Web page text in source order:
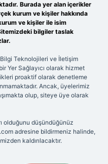
Burada yer alan içerikler
kurum ve kişiler hakkında
ve kişiler ile isim
bilgiler taslak
Teknolojileri ve İletişim
Yer Sağlayıcı olarak hizmet
proaktif olarak denetleme
Ancak, üyelerimiz
olup, siteye üye olarak
olduğunu düşündüğünüz
adresine bildirmeniz halinde,
kaldırılacaktır.